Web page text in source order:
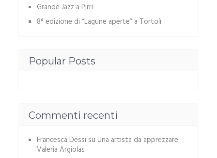
Grande Jazz a Pirri
8° edizione di “Lagune aperte” a Tortolì
Popular Posts
Commenti recenti
Francesca Dessi su Una artista da apprezzare:
Valeria Argiolas